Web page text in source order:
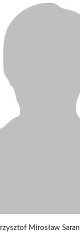
Mirosław Saran